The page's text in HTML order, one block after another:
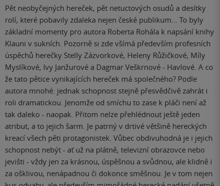
Pět neobyčejných hereček, pět netuctových osudů a desítky
rolí, které pobavily zdaleka nejen české publikum... To byly
základní momenty pro autora Roberta Rohála k napsání knihy
Klauni v sukních. Pozorně si zde všímá především profesních
úspěchů herečky Stelly Zázvorkové, Heleny Růžičkové, Míly
Myslíkové, Ivy Janžurové a Dagmar Veškrnové - Havlové. A co
že tato pětice vynikajících hereček má společného? Podle
autora mnohé: jednak schopnost stejně přesvědčivě zahrát i
roli dramatickou. Jenomže od smíchu to zase k pláči není až
tak daleko - naopak. Přitom nelze přehlédnout ještě jeden
atribut, a to jejich šarm. Je patrný v drtivé většině hereckých
kreací všech pěti protagonistek. Vůbec obdivuhodná je i jejich
schopnost nebýt - ať už na plátně, televizní obrazovce nebo
jevišti - vždy jen za krásnou, úspěšnou a svůdnou, ale klidně i
za ošklivou, nenápadnou či dokonce směšnou. Je v tom nejen